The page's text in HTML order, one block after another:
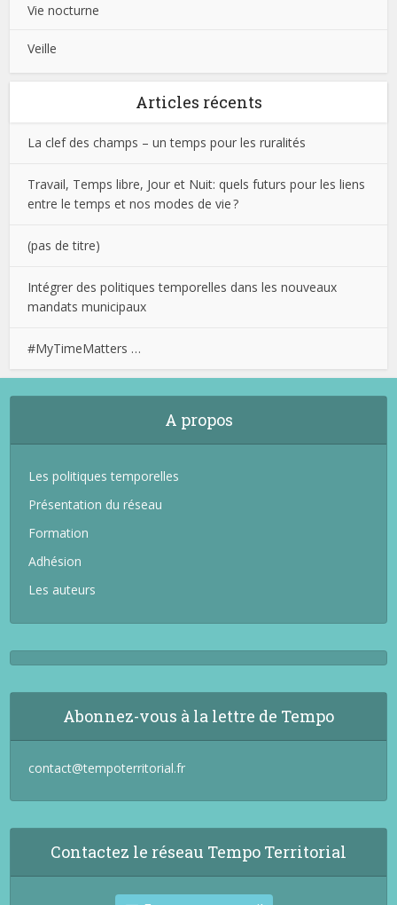
Vie nocturne
Veille
Articles récents
La clef des champs – un temps pour les ruralités
Travail, Temps libre, Jour et Nuit: quels futurs pour les liens
entre le temps et nos modes de vie ?
(pas de titre)
Intégrer des politiques temporelles dans les nouveaux
mandats municipaux
#MyTimeMatters …
A propos
Les politiques temporelles
Présentation du réseau
Formation
Adhésion
Les auteurs
Abonnez-vous à la lettre de Tempo
contact@tempoterritorial.fr
Contactez le réseau Tempo Territorial